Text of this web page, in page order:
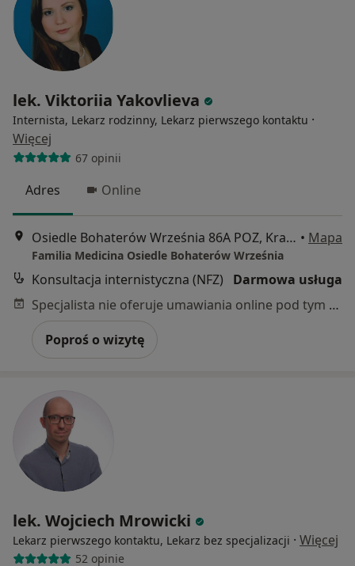
lek. Viktoriia Yakovlieva
Internista, Lekarz rodzinny, Lekarz pierwszego kontaktu ·
Więcej
67 opinii
Adres Online
Osiedle Bohaterów Września 86A POZ, Kraków • Mapa
Familia Medicina Osiedle Bohaterów Września
Konsultacja internistyczna (NFZ)
Darmowa usługa
Specjalista nie oferuje umawiania online pod tym adresem.
Poproś o wizytę
lek. Wojciech Mrowicki
Lekarz pierwszego kontaktu, Lekarz bez specjalizacji · Więcej
52 opinie